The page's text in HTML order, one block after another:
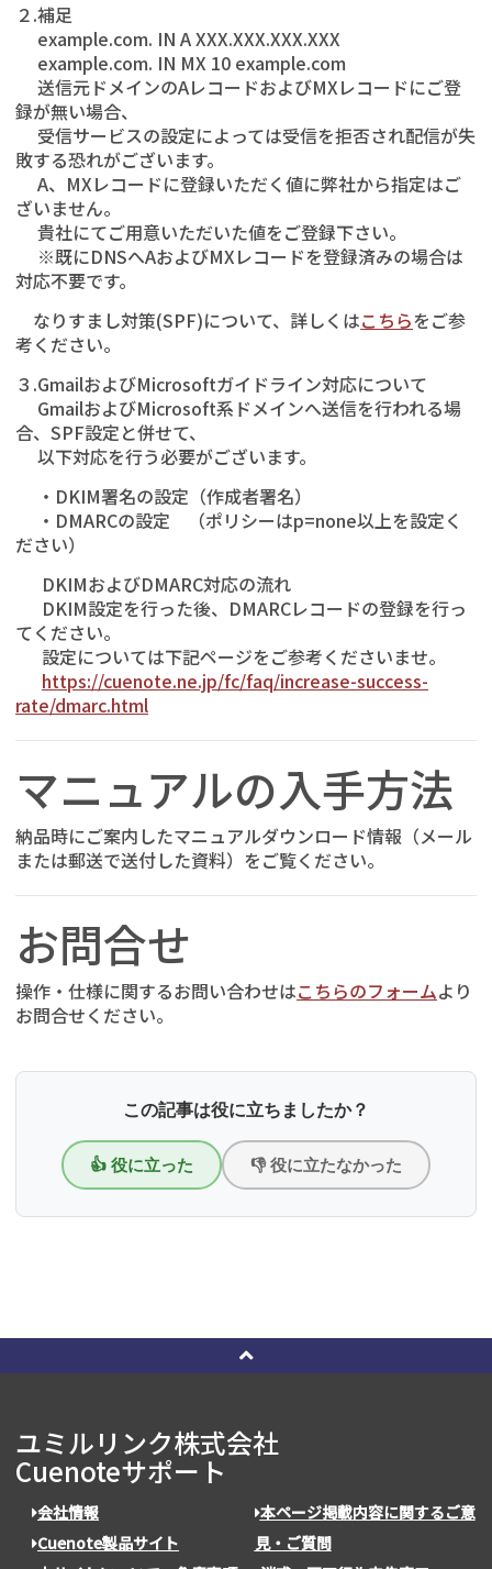
２.補足
example.com. IN A XXX.XXX.XXX.XXX
example.com. IN MX 10 example.com
送信元ドメインのAレコードおよびMXレコードにご登
録が無い場合、
受信サービスの設定によっては受信を拒否され配信が失
敗する恐れがございます。
A、MXレコードに登録いただく値に弊社から指定はご
ざいません。
貴社にてご用意いただいた値をご登録下さい。
※既にDNSへAおよびMXレコードを登録済みの場合は
対応不要です。
なりすまし対策(SPF)について、詳しくはこちらをご参
考ください。
３.GmailおよびMicrosoftガイドライン対応について
GmailおよびMicrosoft系ドメインへ送信を行われる場
合、SPF設定と併せて、
以下対応を行う必要がございます。
・DKIM署名の設定（作成者署名）
・DMARCの設定 （ポリシーはp=none以上を設定く
ださい）
DKIMおよびDMARC対応の流れ
DKIM設定を行った後、DMARCレコードの登録を行っ
てください。
設定については下記ページをご参考くださいませ。
https://cuenote.ne.jp/fc/faq/increase-success-
rate/dmarc.html
マニュアルの入手方法
納品時にご案内したマニュアルダウンロード情報（メール
または郵送で送付した資料）をご覧ください。
お問合せ
操作・仕様に関するお問い合わせはこちらのフォームより
お問合せください。
この記事は役に立ちましたか？
👍 役に立った 👎 役に立たなかった
ユミルリンク株式会社
Cuenoteサポート
会社情報
Cuenote製品サイト
本ページ掲載内容に関するご意
見・ご質問